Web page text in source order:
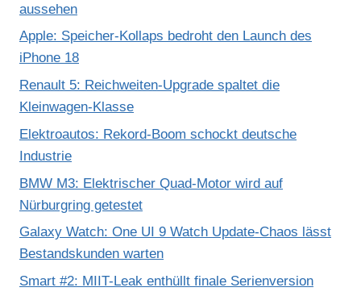
aussehen
Apple: Speicher-Kollaps bedroht den Launch des
iPhone 18
Renault 5: Reichweiten-Upgrade spaltet die
Kleinwagen-Klasse
Elektroautos: Rekord-Boom schockt deutsche
Industrie
BMW M3: Elektrischer Quad-Motor wird auf
Nürburgring getestet
Galaxy Watch: One UI 9 Watch Update-Chaos lässt
Bestandskunden warten
Smart #2: MIIT-Leak enthüllt finale Serienversion